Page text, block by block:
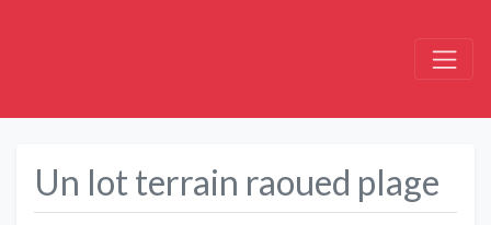
Un lot terrain raoued plage